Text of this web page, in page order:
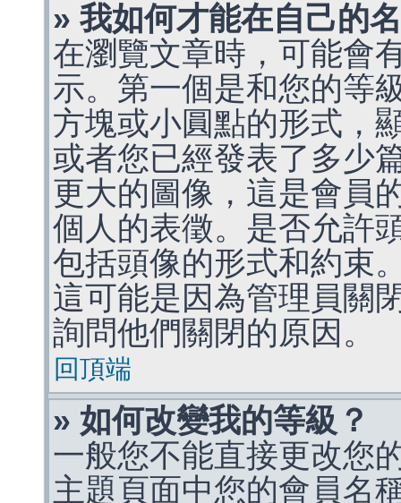
» 我如何才能在自己的
在瀏覽文章時，可能會
示。第一個是和您的等
方塊或小圓點的形式，
或者您已經發表了多少
更大的圖像，這是會員
個人的表徵。是否允許
包括頭像的形式和約束
這可能是因為管理員關
詢問他們關閉的原因。
回頂端
» 如何改變我的等級？
一般您不能直接更改您
主題頁面中您的會員名